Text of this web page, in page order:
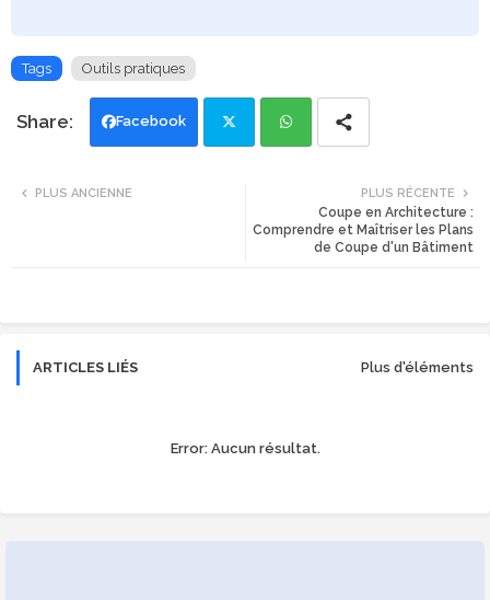
Tags Outils pratiques
Facebook
PLUS RÉCENTE
Coupe en Architecture :
Comprendre et Maîtriser les Plans
de Coupe d'un Bâtiment
PLUS ANCIENNE
ARTICLES LIÉS Plus d'éléments
Error:Aucun résultat.